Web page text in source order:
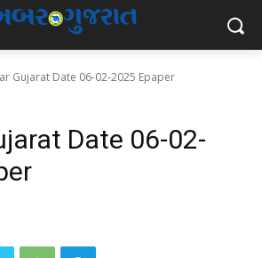
Gujarat Date 06-02-2025 Epaper
Date 06-02-